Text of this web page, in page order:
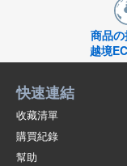
商品
越境
快速連結
收藏清單
購買紀錄
幫助